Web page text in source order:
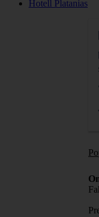
Hotell Platanias